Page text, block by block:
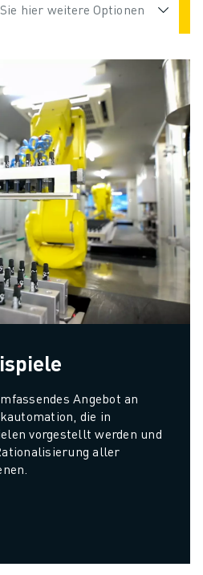
Branchen
hier weitere Optionen
Angebot an
die in
vorgestellt werden und
aller